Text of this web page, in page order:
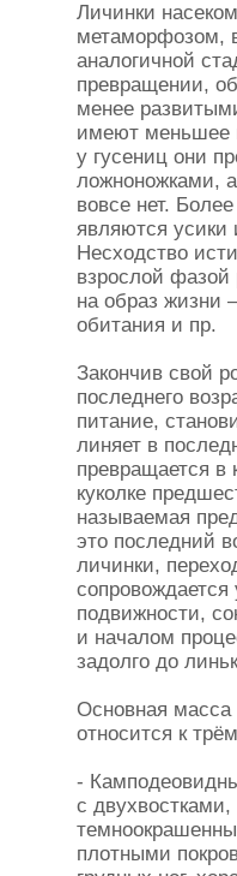
Личинки
метаморфозом,
аналогичной
превращении,
менее
имеют меньшее
у гусениц они
ложноножками,
вовсе нет.
являются усики
Несходство
взрослой фазой
на образ жизни
обитания и пр.
Закончив свой
последнего
питание,
линяет в
превращается в
куколке
называемая
это последний
личинки,
сопровождается
подвижности,
и началом
задолго до
Основная масса
относится к
-
с
плотными